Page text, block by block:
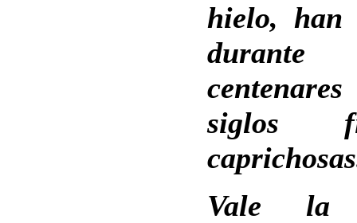
hielo, han
durante
siglos
Vale la